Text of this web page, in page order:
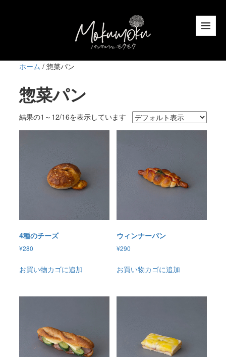
ホーム / 惣菜パン
惣菜パン
結果の1～12/16を表示しています
4種のチーズ
¥280
お買い物カゴに追加
ウィンナーパン
¥290
お買い物カゴに追加